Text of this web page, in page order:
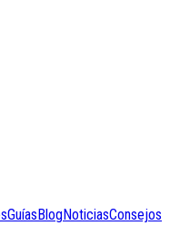
GuíasBlogNoticiasConsejos